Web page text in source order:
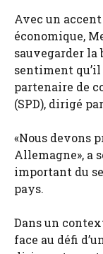
Avec un
économique,
sauvegarder la
sentiment qu’il
partenaire de
(SPD), dirigé
«Nous devons
Allemagne», a
important du
pays.
Dans un
face au défi